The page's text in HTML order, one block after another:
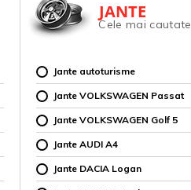
JANTE
Cele mai cautate
Jante autoturisme
Jante VOLKSWAGEN Passat
Jante VOLKSWAGEN Golf 5
Jante AUDI A4
Jante DACIA Logan